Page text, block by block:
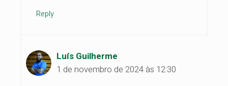
Reply
Luís Guilherme
1 de novembro de 2024 às 12:30